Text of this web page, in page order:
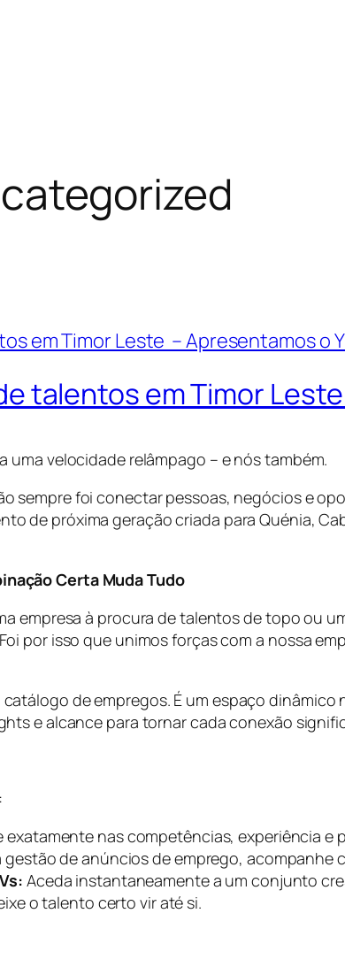
talentos em Timor
uma velocidade relâmpago – e nós também.
sempre foi conectar pessoas, negócios e
de próxima geração criada para Quénia,
Certa Muda Tudo
empresa à procura de talentos de topo ou
por isso que unimos forças com a nossa
catálogo de empregos. É um espaço
e alcance para tornar cada conexão
exatamente nas competências, experiência e
gestão de anúncios de emprego,
Aceda instantaneamente a um conjunto
o talento certo vir até si.